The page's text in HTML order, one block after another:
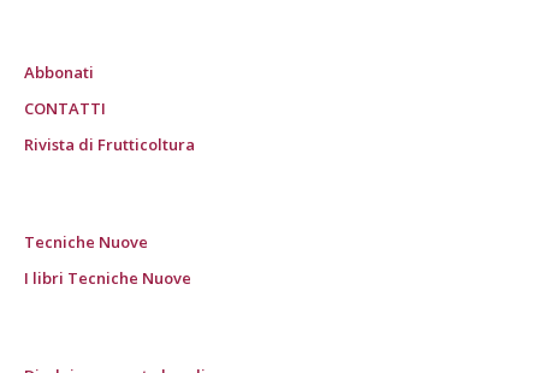
Abbonati
CONTATTI
Rivista di Frutticoltura
Tecniche Nuove
I libri Tecniche Nuove